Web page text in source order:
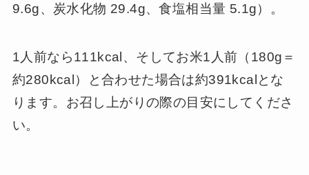
9.6g、炭水化物 29.4g、食塩相当量 5.1g）。
1人前なら111kcal、そしてお米1人前（180g＝
約280kcal）と合わせた場合は約391kcalとな
ります。お召し上がりの際の目安にしてくださ
い。